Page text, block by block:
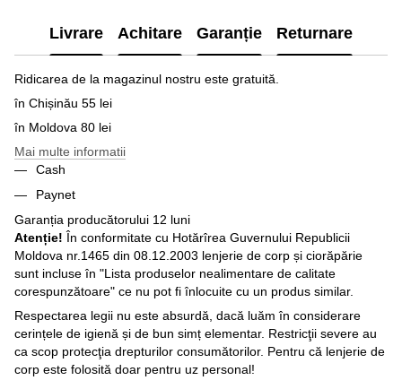
Livrare Achitare Garanție Returnare
Ridicarea de la magazinul nostru este gratuită.
în Chișinău 55 lei
în Moldova 80 lei
Mai multe informatii
Cash
Paynet
Garanția producătorului 12 luni
Atenție! În conformitate cu Hotărîrea Guvernului Republicii
Moldova nr.1465 din 08.12.2003 lenjerie de corp și ciorăpărie
sunt incluse în "Lista produselor nealimentare de calitate
corespunzătoare" ce nu pot fi înlocuite cu un produs similar.
Respectarea legii nu este absurdă, dacă luăm în considerare
cerințele de igienă și de bun simț elementar. Restricţii severe au
ca scop protecţia drepturilor consumătorilor. Pentru că lenjerie de
corp este folosită doar pentru uz personal!